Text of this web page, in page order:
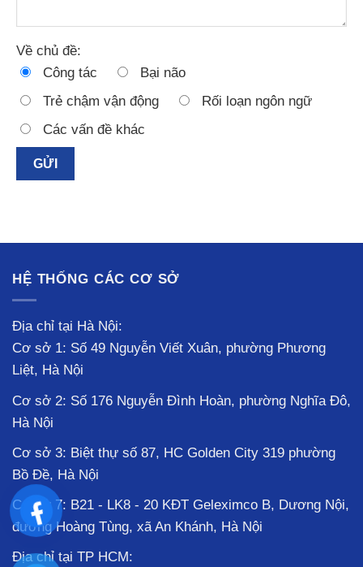
Về chủ đề:
Công tác
Bại não
Trẻ chậm vận động
Rối loạn ngôn ngữ
Các vấn đề khác
HỆ THỐNG CÁC CƠ SỞ
Địa chỉ tại Hà Nội:
Cơ sở 1: Số 49 Nguyễn Viết Xuân, phường Phương
Liệt, Hà Nội
Cơ sở 2: Số 176 Nguyễn Đình Hoàn, phường Nghĩa Đô,
Hà Nội
Cơ sở 3: Biệt thự số 87, HC Golden City 319 phường
Bồ Đề, Hà Nội
Cơ sở 7: B21 - LK8 - 20 KĐT Geleximco B, Dương Nội,
đường Hoàng Tùng, xã An Khánh, Hà Nội
Địa chỉ tại TP HCM: